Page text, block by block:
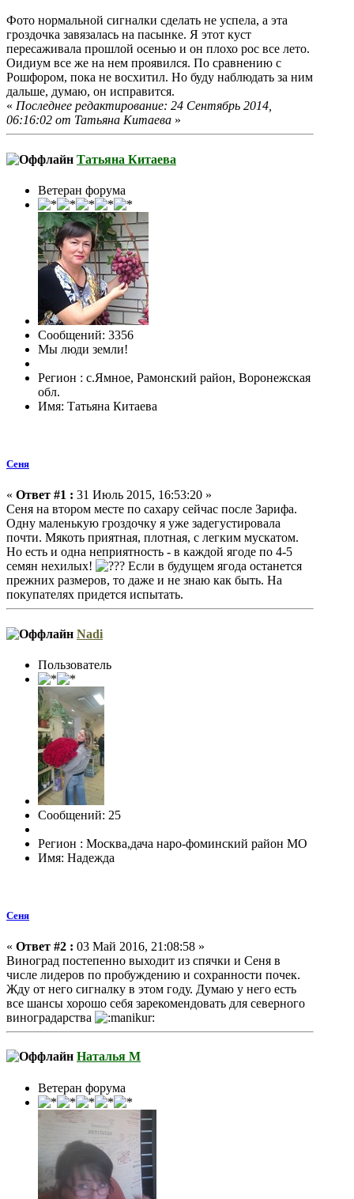
Фото нормальной сигналки сделать не успела, а эта
гроздочка завязалась на пасынке. Я этот куст
пересаживала прошлой осенью и он плохо рос все лето.
Оидиум все же на нем проявился. По сравнению с
Рошфором, пока не восхитил. Но буду наблюдать за ним
дальше, думаю, он исправится.
« Последнее редактирование: 24 Сентябрь 2014,
06:16:02 от Татьяна Китаева »
Татьяна Китаева
Ветеран форума
Сообщений: 3356
Мы люди земли!
Регион : с.Ямное, Рамонский район, Воронежская
обл.
Имя: Татьяна Китаева
Сеня
« Ответ #1 : 31 Июль 2015, 16:53:20 »
Сеня на втором месте по сахару сейчас после Зарифа.
Одну маленькую гроздочку я уже задегустировала
почти. Мякоть приятная, плотная, с легким мускатом.
Но есть и одна неприятность - в каждой ягоде по 4-5
семян нехилых!
Если в будущем ягода останется
прежних размеров, то даже и не знаю как быть. На
покупателях придется испытать.
Nadi
Пользователь
Сообщений: 25
Регион : Москва,дача наро-фоминский район МО
Имя: Надежда
Сеня
« Ответ #2 : 03 Май 2016, 21:08:58 »
Виноград постепенно выходит из спячки и Сеня в
числе лидеров по пробуждению и сохранности почек.
Жду от него сигналку в этом году. Думаю у него есть
все шансы хорошо себя зарекомендовать для северного
виноградарства
Наталья М
Ветеран форума